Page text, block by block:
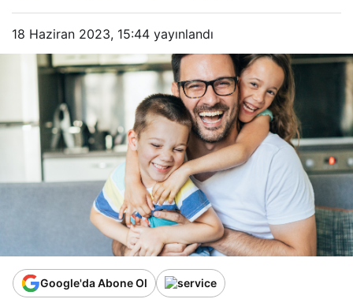
18 Haziran 2023, 15:44 yayınlandı
Google'da Abone Ol